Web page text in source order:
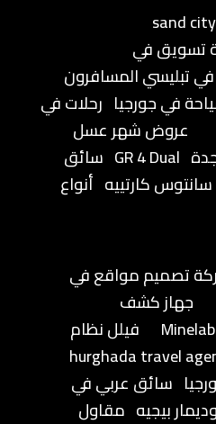
sand
تسويق في
تبليسي المسافرون
في جورجيا رحلات في
عروض شهر عسل
GR 4 Dual سائق
سانتوس كارتييه أنواع
تصميم مواقع في
جهاز كشف
فيلل نظام
hurghada travel
سائق عربي في
بيجيه مقاول